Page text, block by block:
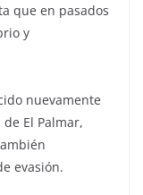
que en pasados
y
nuevamente
El Palmar,
evasión.